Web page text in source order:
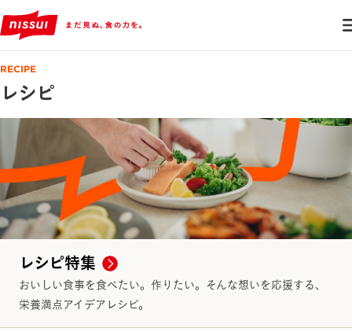
RECIPE
レシピ
レシピ特集
おいしい食事を食べたい。作りたい。そんな想いを応援する、
栄養満点アイデアレシピ。